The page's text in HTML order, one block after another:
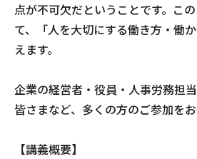
点が不可欠だということです。こ
て、「人を大切にする働き方・働
えます。
企業の経営者・役員・人事労務担
皆さまなど、多くの方のご参加をお
【講義概要】